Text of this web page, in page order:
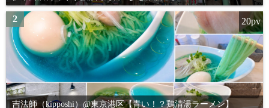
2
吉法師（kipposhi）@東京港区【青い！？鶏清湯ラーメン】
20pv